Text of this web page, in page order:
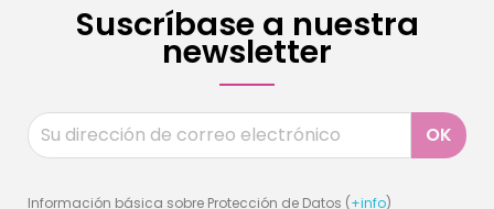
Suscríbase a nuestra
newsletter
Información básica sobre Protección de Datos (+info)